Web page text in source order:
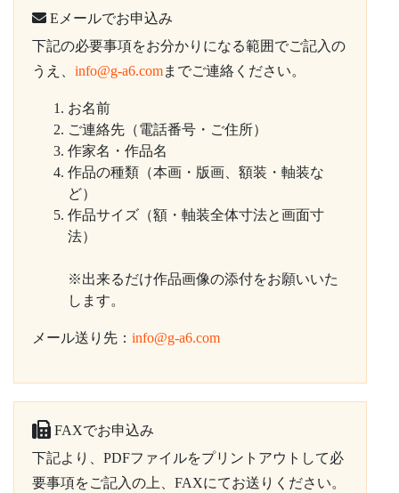
Eメールでお申込み
下記の必要事項をお分かりになる範囲でご記入の
うえ、 info@g-a6.comまでご連絡ください。
お名前
ご連絡先（電話番号・ご住所）
作家名・作品名
作品の種類（本画・版画、額装・軸装な
ど）
作品サイズ（額・軸装全体寸法と画面寸
法）
※出来るだけ作品画像の添付をお願いいた
します。
メール送り先： info@g-a6.com
FAXでお申込み
下記より、PDFファイルをプリントアウトして必
要事項をご記入の上、FAXにてお送りください。